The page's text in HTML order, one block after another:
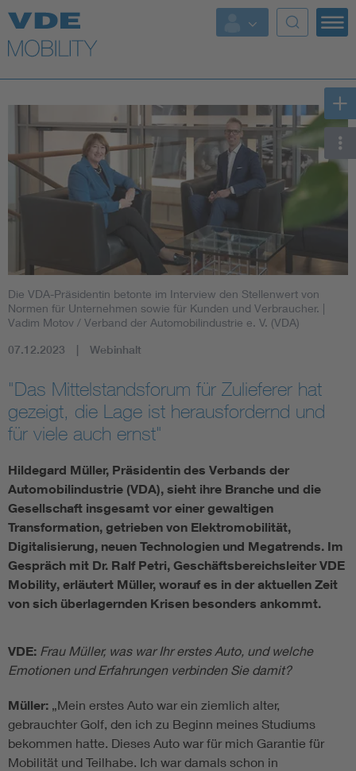
Top Themen
Fokusthemen
Energy
AI & Digital Trust
Standards
Weitere Themen
Assisted Living
Electromobility
Energy efficiency
Functional safety
Die VDA-Präsidentin betonte im Interview den Stellenwert von
Normen für Unternehmen sowie für Kunden und Verbraucher.
Vadim Motov / Verband der Automobilindustrie e. V. (VDA)
07.12.2023 Webinhalt
"Das Mittelstandsforum für Zulieferer hat
gezeigt, die Lage ist herausfordernd und
für viele auch ernst"
Hildegard Müller, Präsidentin des Verbands der
Automobilindustrie (VDA), sieht ihre Branche und die
Gesellschaft insgesamt vor einer gewaltigen
Transformation, getrieben von Elektromobilität,
Digitalisierung, neuen Technologien und Megatrends. Im
Gespräch mit Dr. Ralf Petri, Geschäftsbereichsleiter VDE
Mobility, erläutert Müller, worauf es in der aktuellen Zeit
von sich überlagernden Krisen besonders ankommt.
VDE: Frau Müller, was war Ihr erstes Auto, und welche
Emotionen und Erfahrungen verbinden Sie damit?
Müller: „Mein erstes Auto war ein ziemlich alter,
gebrauchter Golf, den ich zu Beginn meines Studiums
bekommen hatte. Dieses Auto war für mich Garantie für
Mobilität und Teilhabe. Ich war damals schon in